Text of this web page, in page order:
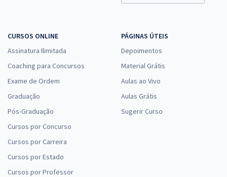
CURSOS ONLINE
Assinatura Ilimitada
Coaching para Concursos
Exame de Ordem
Graduação
Pós-Graduação
Cursos por Concurso
Cursos por Carreira
Cursos por Estado
Cursos por Professor
PÁGINAS ÚTEIS
Depoimentos
Material Grátis
Aulas ao Vivo
Aulas Grátis
Sugerir Curso